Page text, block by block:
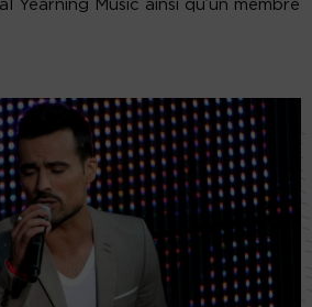
Yearning Music ainsi qu’un membre